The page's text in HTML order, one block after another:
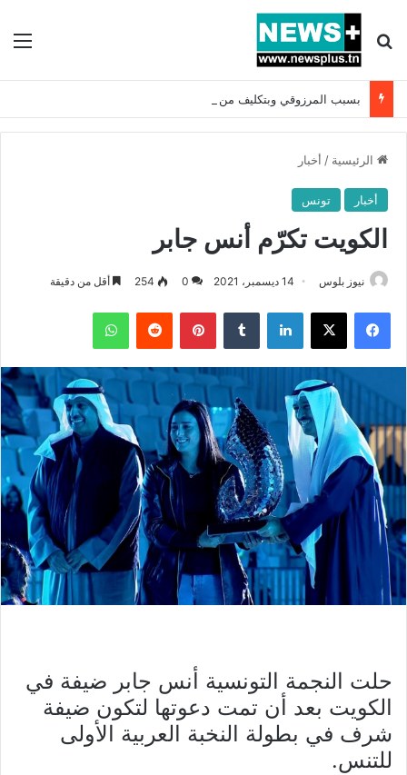
بحث عن
الرئيسية / أخبار
أخبار تونس
الكويت تكرّم أنس جابر
نيوز بلوس 14 ديسمبر، 2021 0
254 أقل من دقيقة
فيسبوك X لينكدإن بينتيريست واتساب
حلت النجمة التونسية أنس جابر ضيفة في
الكويت بعد أن تمت دعوتها لتكون ضيفة
شرف في بطولة النخبة العربية الأولى
للتنس.